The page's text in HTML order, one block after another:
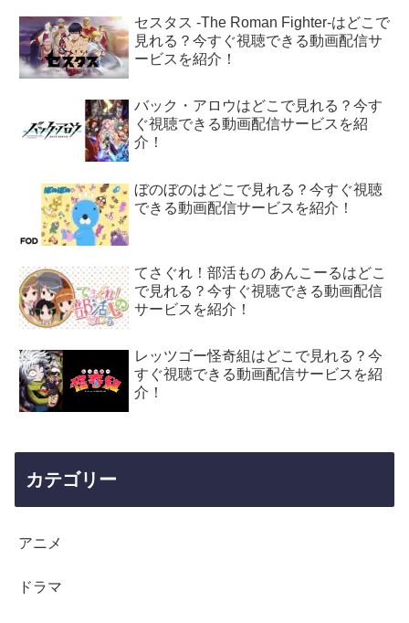
セスタス -The Roman Fighter-はどこで
見れる？今すぐ視聴できる動画配信サ
ービスを紹介！
バック・アロウはどこで見れる？今す
ぐ視聴できる動画配信サービスを紹
介！
ぼのぼのはどこで見れる？今すぐ視聴
できる動画配信サービスを紹介！
てさぐれ！部活もの あんこーるはどこ
で見れる？今すぐ視聴できる動画配信
サービスを紹介！
レッツゴー怪奇組はどこで見れる？今
すぐ視聴できる動画配信サービスを紹
介！
カテゴリー
アニメ
ドラマ